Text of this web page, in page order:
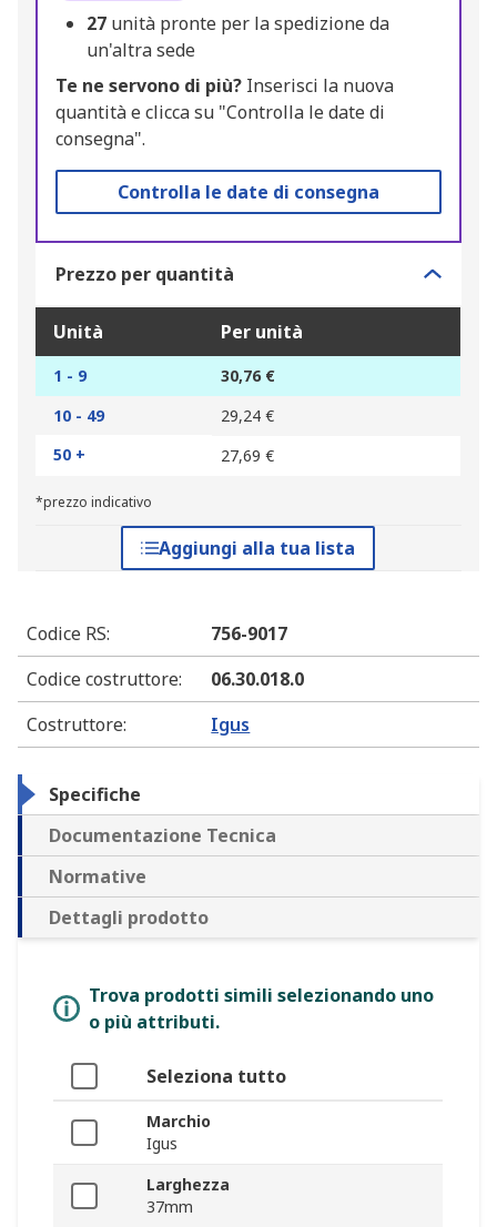
27 unità pronte per la spedizione da
un'altra sede
Te ne servono di più? Inserisci la nuova
quantità e clicca su "Controlla le date di
consegna".
Controlla le date di consegna
Prezzo per quantità
Unità Per unità
1 - 9
30,76 €
10 - 49
29,24 €
50 +
27,69 €
*prezzo indicativo
Aggiungi alla tua lista
Codice RS:
756-9017
Codice costruttore:
06.30.018.0
Costruttore: Igus
Specifiche
Documentazione Tecnica
Normative
Dettagli prodotto
Trova prodotti simili selezionando uno
o più attributi.
Seleziona tutto
Marchio
Igus
Larghezza
37mm